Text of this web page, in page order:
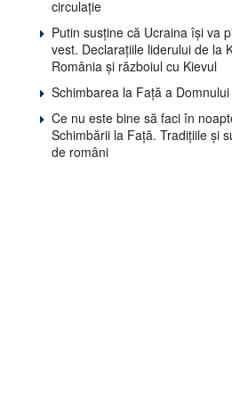
circulație
Putin susține că Ucraina își va
vest. Declarațiile liderului de la
România și războiul cu Kievul
Schimbarea la Față a
Ce nu este bine să faci în
Schimbării la Față. Tradițiile și
de români